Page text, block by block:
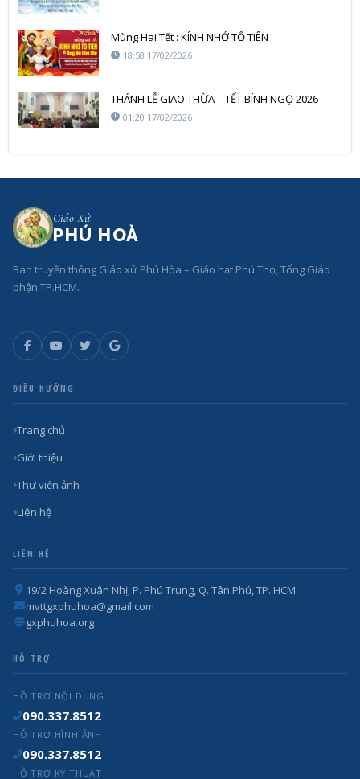
Mùng Hai Tết : KÍNH NHỚ TỔ TIÊN
18:58 17/02/2026
THÁNH LỄ GIAO THỪA – TẾT BÍNH NGỌ 2026
01:20 17/02/2026
Giáo Xứ
PHÚ HOÀ
Ban truyền thông Giáo xứ Phú Hòa – Giáo hạt Phú Thọ, Tổng Giáo
phận TP.HCM.
ĐIỀU HƯỚNG
Trang chủ
Giới thiệu
Thư viện ảnh
Liên hệ
LIÊN HỆ
19/2 Hoàng Xuân Nhị, P. Phú Trung, Q. Tân Phú, TP. HCM
mvttgxphuhoa@gmail.com
gxphuhoa.org
HỖ TRỢ
HỖ TRỢ NỘI DUNG
090.337.8512
HỖ TRỢ HÌNH ẢNH
090.337.8512
HỖ TRỢ KỸ THUẬT